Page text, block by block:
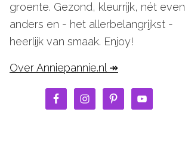
groente. Gezond, kleurrijk, nét even
anders en - het allerbelangrijkst -
heerlijk van smaak. Enjoy!
Over Anniepannie.nl ↠